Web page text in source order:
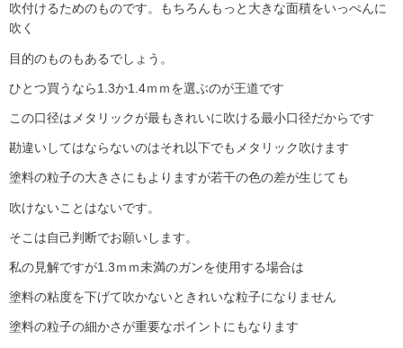
吹付けるためのものです。もちろんもっと大きな面積をいっぺんに
吹く
目的のものもあるでしょう。
ひとつ買うなら1.3か1.4ｍｍを選ぶのが王道です
この口径はメタリックが最もきれいに吹ける最小口径だからです
勘違いしてはならないのはそれ以下でもメタリック吹けます
塗料の粒子の大きさにもよりますが若干の色の差が生じても
吹けないことはないです。
そこは自己判断でお願いします。
私の見解ですが1.3ｍｍ未満のガンを使用する場合は
塗料の粘度を下げて吹かないときれいな粒子になりません
塗料の粒子の細かさが重要なポイントにもなります